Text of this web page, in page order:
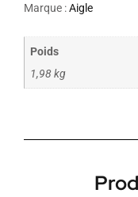
Marque :Aigle
Poids
1,98 kg